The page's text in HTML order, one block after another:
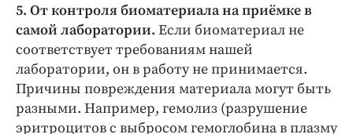
5. От контроля биоматериала на приёмке в
самой лаборатории. Если биоматериал не
соответствует требованиям нашей
лаборатории, он в работу не принимается.
Причины повреждения материала могут быть
разными. Например, гемолиз (разрушение
эритроцитов с выбросом гемоглобина в плазму